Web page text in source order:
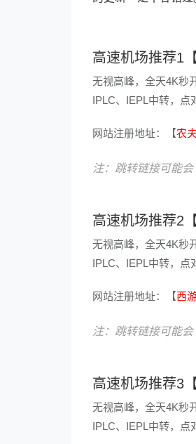
高速机场推荐1【
无视高峰，全天4K秒
IPLC、IEPL中转，点
网站注册地址：【农
注：跳转链接可能会
高速机场推荐2【
无视高峰，全天4K秒
IPLC、IEPL中转，点
网站注册地址：【西
注：跳转链接可能会
高速机场推荐3【
无视高峰，全天4K秒
IPLC、IEPL中转，点